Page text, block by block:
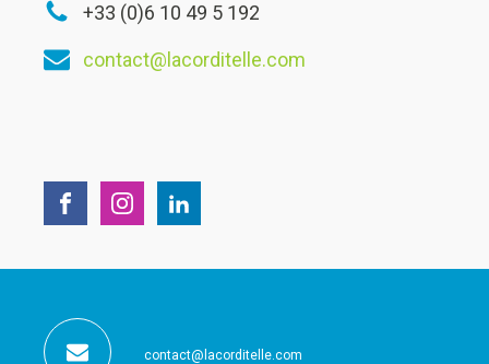
+33 (0)6 10 49 5 192
contact@lacorditelle.com
contact@lacorditelle.com